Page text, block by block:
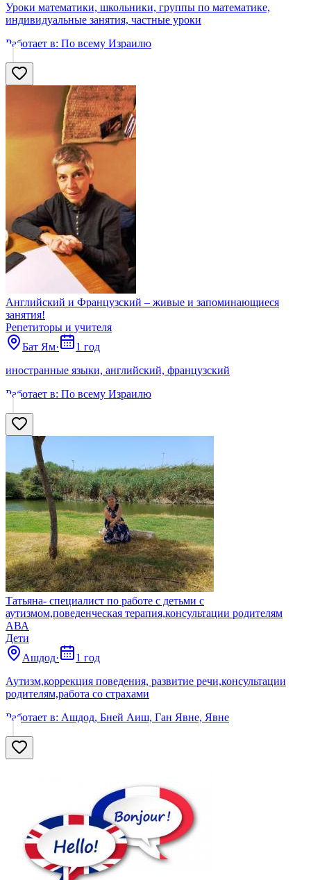
Уроки математики, школьники, группы по математике,
индивидуальные занятия, частные уроки
Работает в: По всему Израилю
Английский и Французский – живые и запоминающиеся
занятия!
Репетиторы и учителя
Бат Ям·
1 год
иностранные языки, английский, французский
Работает в: По всему Израилю
Татьяна- специалист по работе с детьми с
аутизмом,поведенческая терапия,консультации родителям
АВА
Дети
Ашдод·
1 год
Аутизм,коррекция поведения, развитие речи,консультации
родителям,работа со страхами
Работает в: Ашдод, Бней Аиш, Ган Явне, Явне